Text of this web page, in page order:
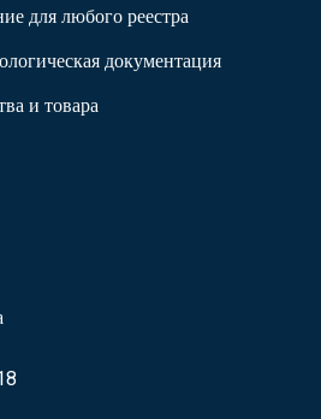
для любого реестра
документация
и товара